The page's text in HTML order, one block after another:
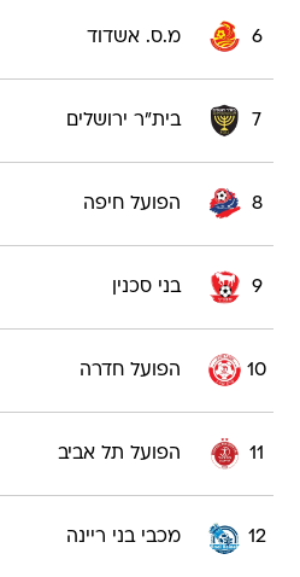
6 מ.ס. אשדוד
7 בית"ר ירושלים
8 הפועל חיפה
9 בני סכנין
10 הפועל חדרה
11 הפועל תל אביב
12 מכבי בני ריינה